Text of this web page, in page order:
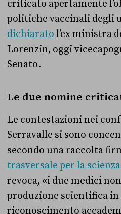
criticato apertamente
politiche vaccinali degli
dichiarato l’ex ministra
Lorenzin, oggi
Senato.
Le due nomine
Le contestazioni nei
Serravalle si sono
secondo una raccolta
trasversale per la scienza
revoca, «i due medici
produzione scientifica in
riconoscimento